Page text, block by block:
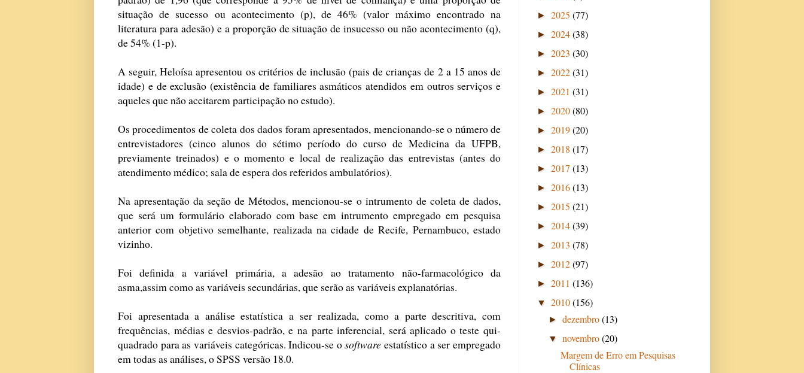
situação de sucesso ou acontecimento (p), de 46% (valor máximo encontrado na
literatura para adesão) e a proporção de situação de insucesso ou não acontecimento (q),
de 54% (1-p).
A seguir, Heloísa apresentou os critérios de inclusão (pais de crianças de 2 a 15 anos de
idade) e de exclusão (existência de familiares asmáticos atendidos em outros serviços e
aqueles que não aceitarem participação no estudo).
Os procedimentos de coleta dos dados foram apresentados, mencionando-se o número de
entrevistadores (cinco alunos do sétimo período do curso de Medicina da UFPB,
previamente treinados) e o momento e local de realização das entrevistas (antes do
atendimento médico; sala de espera dos referidos ambulatórios).
Na apresentação da seção de Métodos, mencionou-se o intrumento de coleta de dados,
que será um formulário elaborado com base em intrumento empregado em pesquisa
anterior com objetivo semelhante, realizada na cidade de Recife, Pernambuco, estado
vizinho.
Foi definida a variável primária, a adesão ao tratamento não-farmacológico da
asma,assim como as variáveis secundárias, que serão as variáveis explanatórias.
Foi apresentada a análise estatística a ser realizada, como a parte descritiva, com
frequências, médias e desvios-padrão, e na parte inferencial, será aplicado o teste qui-
quadrado para as variáveis categóricas. Indicou-se osoftware estatístico a ser empregado
em todas as análises, o SPSS versão 18.0.
► 2025 (77)
► 2024(38)
► 2023 (30)
► 2022(31)
► 2021 (31)
► 2020(80)
► 2019(20)
► 2018 (17)
► 2017 (13)
► 2016(13)
► 2015 (21)
► 2014(39)
► 2013 (78)
► 2012(97)
► 2011 (136)
▼ 2010(156)
►dezembro(13)
▼novembro(20)
Margem de Erro em Pesquisas
Clínicas